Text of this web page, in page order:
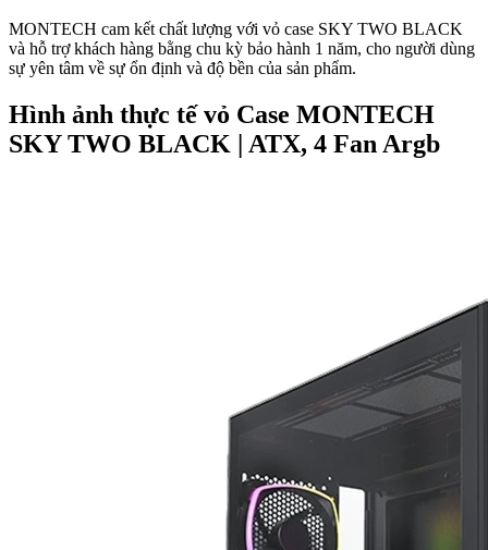
MONTECH cam kết chất lượng với vỏ case SKY TWO BLACK
và hỗ trợ khách hàng bằng chu kỳ bảo hành 1 năm, cho người dùng
sự yên tâm về sự ổn định và độ bền của sản phẩm.
Hình ảnh thực tế vỏ Case MONTECH
SKY TWO BLACK | ATX, 4 Fan Argb